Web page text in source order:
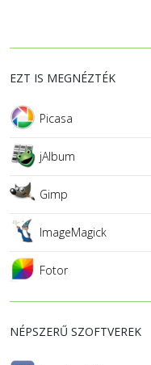
EZT IS MEGNÉZTÉK
Picasa
jAlbum
Gimp
ImageMagick
Fotor
NÉPSZERŰ SZOFTVEREK